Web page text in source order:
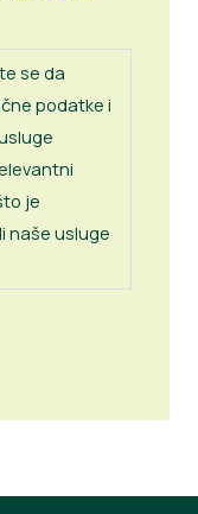
se da
podatke i
je
naše usluge